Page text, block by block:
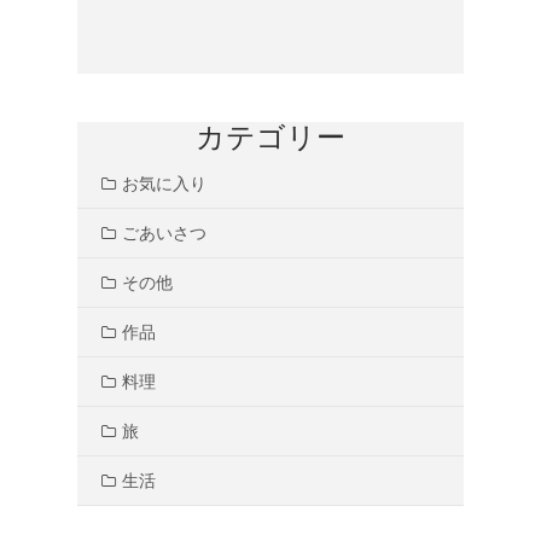
カテゴリー
お気に入り
ごあいさつ
その他
作品
料理
旅
生活